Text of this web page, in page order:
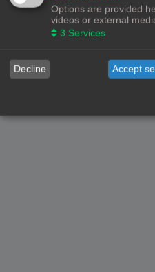
© Copyright
! -
Alle Rechten
Privacy|
Options are provided
videos or external
3 Services
Decline Accept